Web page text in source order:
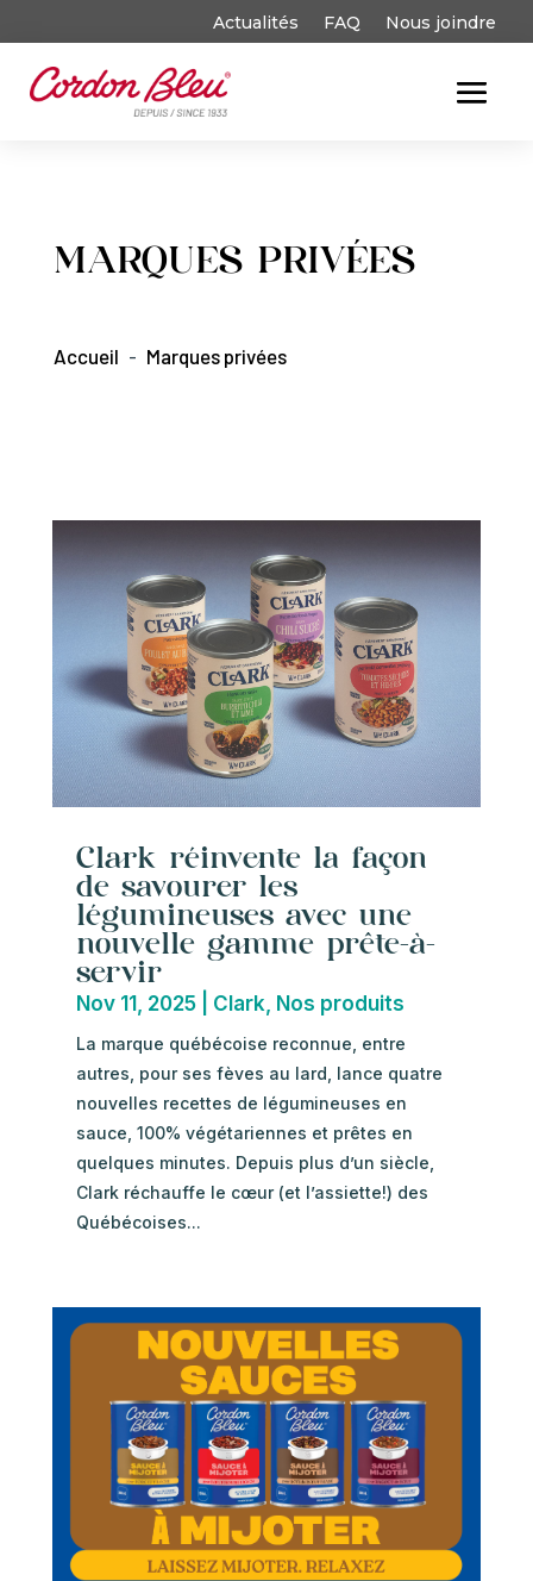
Actualités FAQ Nous joindre
MARQUES PRIVÉES
Accueil - Marques privées
Clark réinvente la façon
de savourer les
légumineuses avec une
nouvelle gamme prête-à-
servir
Nov 11, 2025| Clark Nos produits
La marque québécoise reconnue, entre
autres, pour ses fèves au lard, lance quatre
nouvelles recettes de légumineuses en
sauce, 100% végétariennes et prêtes en
quelques minutes. Depuis plus d’un siècle,
Clark réchauffe le cœur (et l’assiette!) des
Québécoises...